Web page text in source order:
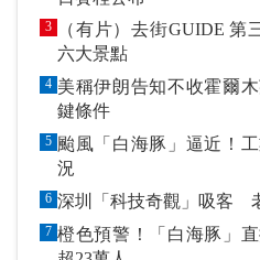
3
（有片）去街GUIDE
六大景點
4 美稱伊朗告知不收霍爾
鍵條件
5 颱風「白海豚」逼近！
況
6 深圳「科技奇觀」吸客
7 橙色預警！「白海豚」